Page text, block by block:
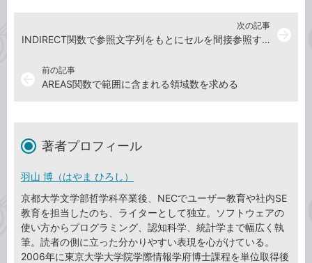
前の記事
AREAS関数で範囲に含まれる領域数を求める
次の記事
INDIRECT関数で参照文字列をもとにセルを間接参照する
著者プロフィール
羽山 博（はやま ひろし）
京都大学文学部哲学科卒業後、NECでユーザー教育や社内SE
教育を担当したのち、ライターとして独立。ソフトウェアの
使い方からプログラミング、認知科学、統計学まで幅広く執
筆。読者の側に立った分かりやすい表現を心がけている。
2006年に東京大学大学院学際情報学府博士課程を単位取得後